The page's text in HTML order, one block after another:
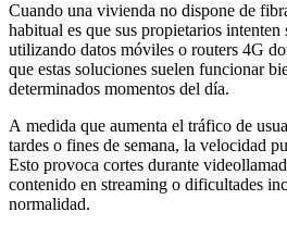
Cuando una vivienda no dispone de
habitual es que sus propietarios
utilizando datos móviles o routers 4G
que estas soluciones suelen funcionar
determinados momentos del día.
A medida que aumenta el tráfico de
tardes o fines de semana, la velocidad
Esto provoca cortes durante
contenido en streaming o dificultades
normalidad.